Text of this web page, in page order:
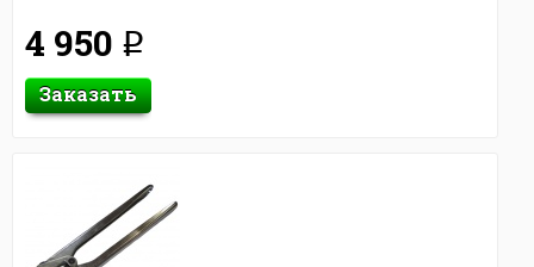
4 950 q
Заказать